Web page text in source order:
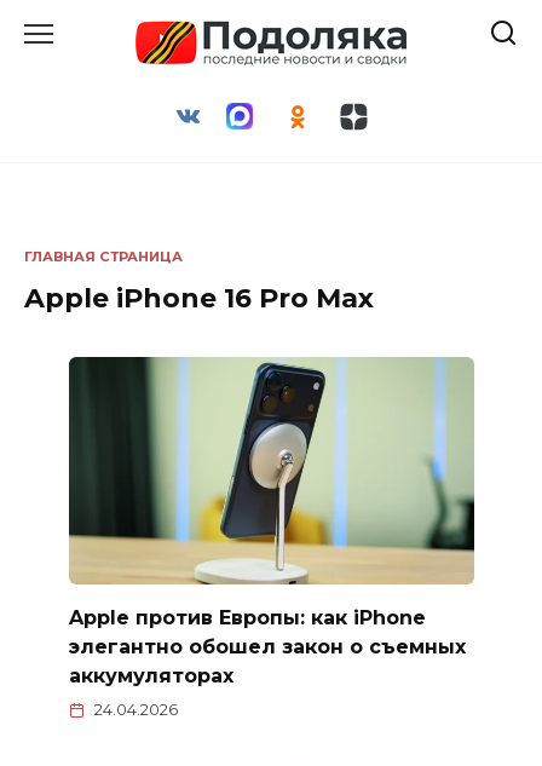
ГЛАВНАЯ СТРАНИЦА
Apple iPhone 16 Pro Max
Apple против Европы: как iPhone
элегантно обошел закон о съемных
аккумуляторах
24.04.2026